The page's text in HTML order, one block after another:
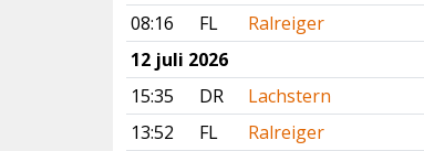
08:16
FL
Ralreiger
12 juli 2026
15:35
DR
Lachstern
13:52
FL
Ralreiger